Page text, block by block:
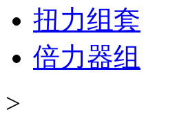
扭力组套
倍力器组
>